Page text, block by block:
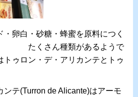
・卵白・砂糖・蜂蜜を原料につく
くさん種類があるようで
トゥロン・デ・アリカンテとトゥ
ンテ(Turron de Alicante)はアーモ